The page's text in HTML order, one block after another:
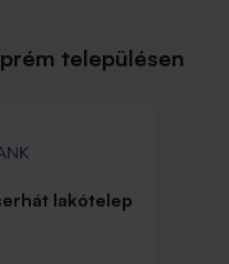
településen
lakótelep